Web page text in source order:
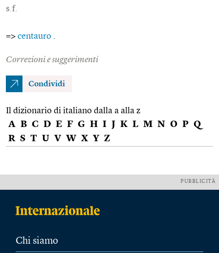
s.f.
=> centauro
Correzioni e suggerimenti
Condividi
Il dizionario di italiano dalla a alla z
A B C D E F G H I J K L M N O P Q
R S T U V W X Y Z
PUBBLICITÀ
Chi siamo